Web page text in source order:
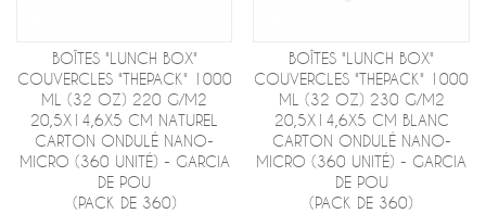
BOÎTES "LUNCH BOX"
COUVERCLES "THEPACK" 1000
ML (32 OZ) 220 G/M2
20,5X14,6X5 CM NATUREL
CARTON ONDULÉ NANO-
MICRO (360 UNITÉ) - GARCIA
DE POU
(PACK DE 360)
BOÎTES "LUNCH BOX"
COUVERCLES "THEPACK" 1000
ML (32 OZ) 230 G/M2
20,5X14,6X5 CM BLANC
CARTON ONDULÉ NANO-
MICRO (360 UNITÉ) - GARCIA
DE POU
(PACK DE 360)